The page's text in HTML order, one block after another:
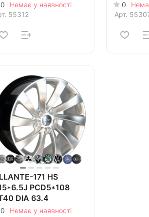
0
Немає у наявності
55312
0
Арт.
171 HS
PCD5*108
DIA 63.4
0
Немає у наявності